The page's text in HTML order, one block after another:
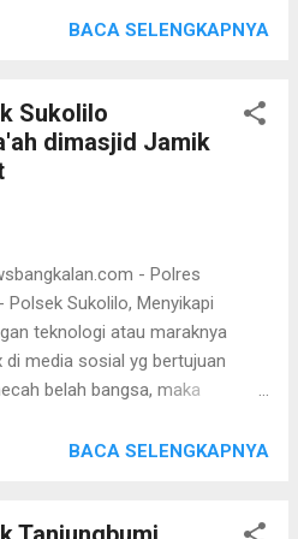
dan menegur masyarakat
M.H. ( Hms TB)
dan nyaman disuatu wilayah
Polsek Sepulu
Bripka Pradika , DDS dan
saat berada di warung
pesan-pesan
menjaga kamtibmas sehingga
Kec. Sepulu tetap aman dan
Bripka Fuad. Menurut
Polres Bangkalan, “bentuk
tatap muka Bhabin
situasi yang berkembang
BACA SELENGKAPNYA
Sukolilo
dimasjid Jamik
- Polres
Polsek Sukolilo, Menyikapi
teknologi atau maraknya
di media sosial yg bertujuan
belah bangsa, maka
dengan jamaah masjid.
Briptu Bayu melaksanakan tatap
BACA SELENGKAPNYA